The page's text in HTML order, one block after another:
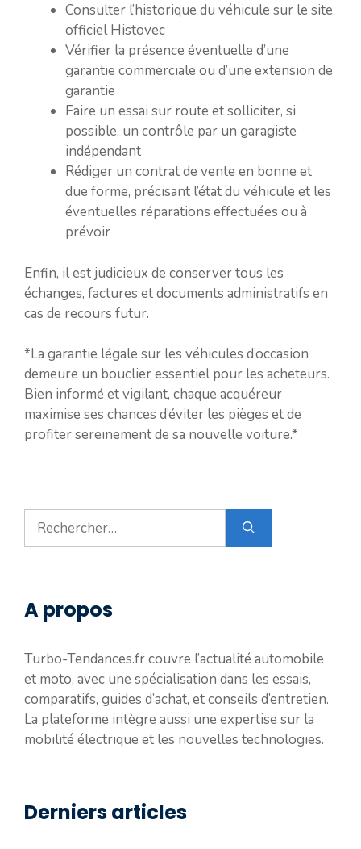
Consulter l’historique du véhicule sur le site
officiel Histovec
Vérifier la présence éventuelle d’une
garantie commerciale ou d’une extension de
garantie
Faire un essai sur route et solliciter, si
possible, un contrôle par un garagiste
indépendant
Rédiger un contrat de vente en bonne et
due forme, précisant l’état du véhicule et les
éventuelles réparations effectuées ou à
prévoir
Enfin, il est judicieux de conserver tous les
échanges, factures et documents administratifs en
cas de recours futur.
*La garantie légale sur les véhicules d’occasion
demeure un bouclier essentiel pour les acheteurs.
Bien informé et vigilant, chaque acquéreur
maximise ses chances d’éviter les pièges et de
profiter sereinement de sa nouvelle voiture.*
Rechercher :
A propos
Turbo-Tendances.fr couvre l’actualité automobile
et moto, avec une spécialisation dans les essais,
comparatifs, guides d’achat, et conseils d’entretien.
La plateforme intègre aussi une expertise sur la
mobilité électrique et les nouvelles technologies.
Derniers articles